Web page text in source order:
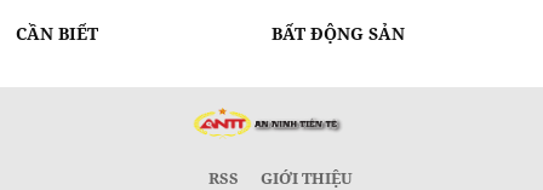
CẦN BIẾT BẤT ĐỘNG SẢN
RSS GIỚI THIỆU